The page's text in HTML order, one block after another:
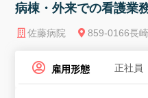
病棟・外来での看護業
佐藤病院 859-0166長
雇用形態 正社員